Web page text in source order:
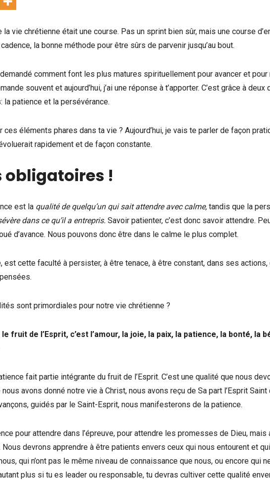
vie chrétienne était une course. Pas un sprint bien sûr, mais une course
la bonne méthode pour être sûrs de parvenir jusqu’au bout.
comment font les plus matures spirituellement pour avancer et
souvent et aujourd’hui, j’ai une réponse à t’apporter. C’est grâce à
patience et la persévérance.
ces éléments phares dans ta vie ? Aujourd’hui, je vais te parler de façon
rapidement et de façon constante.
obligatoires !
est la qualité de quelqu’un qui sait attendre avec calme, tandis que la
dans ce qu’il a entrepris. Savoir patienter, c’est donc savoir attendre.
d’avance. Nous pouvons donc être dans le calme le plus complet.
est cette faculté à persister, à être tenace, à être constant, dans ses
sont primordiales pour notre vie chrétienne ?
le fruit de l’Esprit, c’est l’amour, la joie, la paix, la patience, la bonté, la
fait partie intégrante du fruit de l’Esprit. C’est une qualité que nous
avons donné notre vie à Christ, nous avons reçu de Sa part l’Esprit
guidés par le Saint-Esprit, nous manifesterons de la patience.
pour attendre dans l’épreuve, pour attendre les promesses de Dieu, mais
devrons apprendre à être patients envers ceux qui nous entourent et qui
qui n’ont pas le même niveau de connaissance que nous, ou encore qui
plus si tu es leader ou responsable, tu devras cultiver cette qualité